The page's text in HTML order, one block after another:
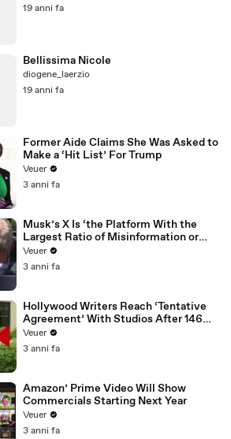
19 anni fa
Bellissima Nicole
diogene_laerzio
19 anni fa
Former Aide Claims She Was Asked to
Make a ‘Hit List’ For Trump
Veuer
3 anni fa
Musk’s X Is ‘the Platform With the
Largest Ratio of Misinformation or
Disinformation’ Amongst All Social
Media Platforms
Veuer
3 anni fa
Hollywood Writers Reach ‘Tentative
Agreement’ With Studios After 146
Day Strike
Veuer
3 anni fa
Amazon’ Prime Video Will Show
Commercials Starting Next Year
Veuer
3 anni fa